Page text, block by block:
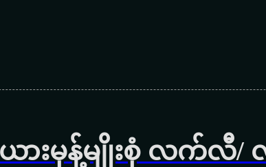
ားမုန့်မျိုးစုံ လက်လီ/